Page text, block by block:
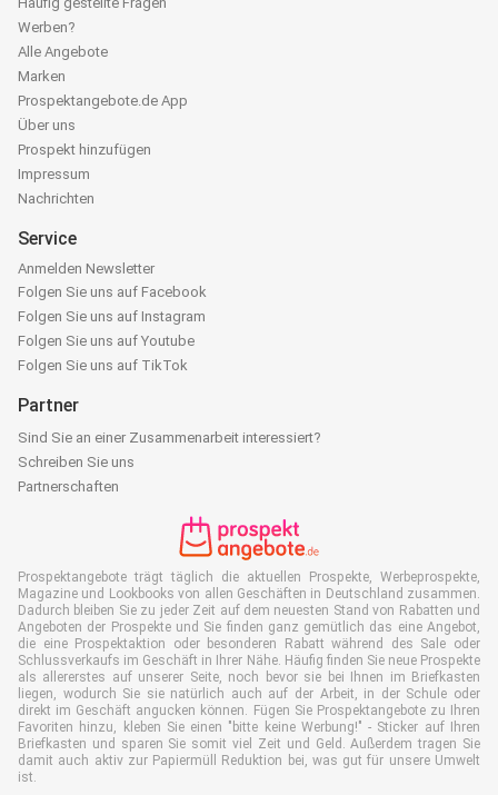
Werben?
Alle Angebote
Marken
Prospektangebote.de App
Über uns
Prospekt hinzufügen
Impressum
Nachrichten
Service
Anmelden Newsletter
Folgen Sie uns auf Facebook
Folgen Sie uns auf Instagram
Folgen Sie uns auf Youtube
Folgen Sie uns auf TikTok
Partner
Sind Sie an einer Zusammenarbeit interessiert?
Schreiben Sie uns
Partnerschaften
Prospektangebote trägt täglich die aktuellen Prospekte, Werbeprospekte,
Magazine und Lookbooks von allen Geschäften in Deutschland zusammen.
Dadurch bleiben Sie zu jeder Zeit auf dem neuesten Stand von Rabatten und
Angeboten der Prospekte und Sie finden ganz gemütlich das eine Angebot,
die eine Prospektaktion oder besonderen Rabatt während des Sale oder
Schlussverkaufs im Geschäft in Ihrer Nähe. Häufig finden Sie neue Prospekte
als allererstes auf unserer Seite, noch bevor sie bei Ihnen im Briefkasten
liegen, wodurch Sie sie natürlich auch auf der Arbeit, in der Schule oder
direkt im Geschäft angucken können. Fügen Sie Prospektangebote zu Ihren
Favoriten hinzu, kleben Sie einen "bitte keine Werbung!" - Sticker auf Ihren
Briefkasten und sparen Sie somit viel Zeit und Geld. Außerdem tragen Sie
damit auch aktiv zur Papiermüll Reduktion bei, was gut für unsere Umwelt
ist.